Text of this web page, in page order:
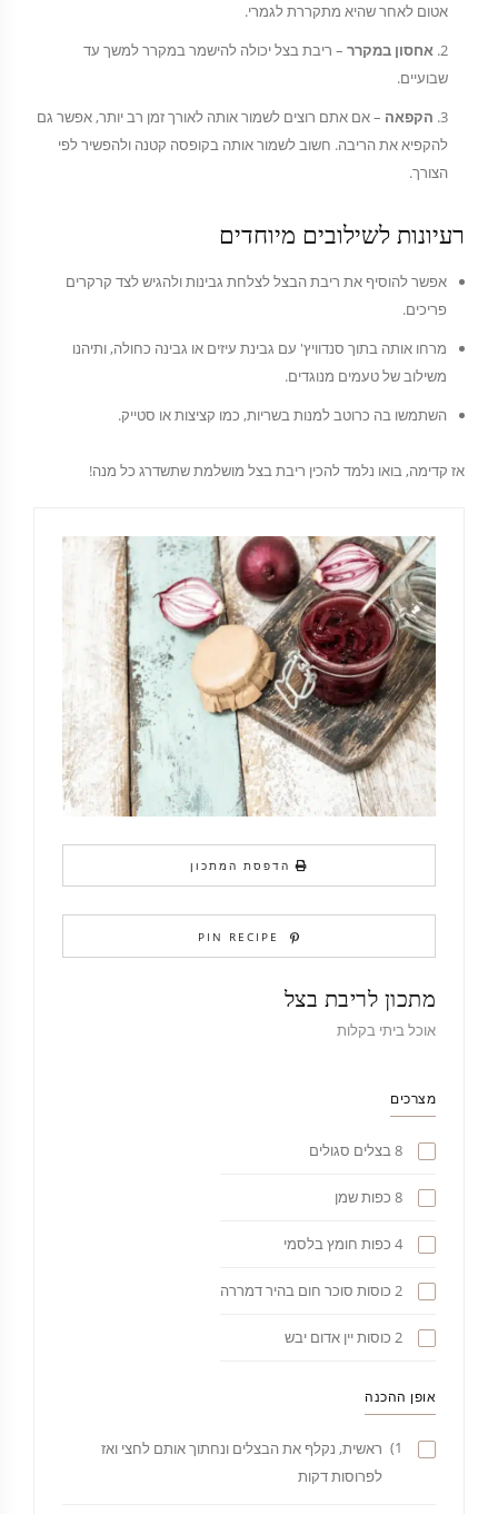
אטום לאחר שהיא מתקררת לגמרי.
אחסון במקרר – ריבת בצל יכולה להישמר במקרר למשך עד
שבועיים.
הקפאה – אם אתם רוצים לשמור אותה לאורך זמן רב יותר, אפשר גם
להקפיא את הריבה. חשוב לשמור אותה בקופסה קטנה ולהפשיר לפי
הצורך.
רעיונות לשילובים מיוחדים
אפשר להוסיף את ריבת הבצל לצלחת גבינות ולהגיש לצד קרקרים
פריכים.
מרחו אותה בתוך סנדוויץ' עם גבינת עיזים או גבינה כחולה, ותיהנו
משילוב של טעמים מנוגדים.
השתמשו בה כרוטב למנות בשריות, כמו קציצות או סטייק.
אז קדימה, בואו נלמד להכין ריבת בצל מושלמת שתשדרג כל מנה!
הדפסת המתכון
PIN RECIPE
מתכון לריבת בצל
אוכל ביתי בקלות
מצרכים
8 בצלים סגולים
8 כפות שמן
4 כפות חומץ בלסמי
2 כוסות סוכר חום בהיר דמררה
2 כוסות יין אדום יבש
אופן ההכנה
1)
ראשית, נקלף את הבצלים ונחתוך אותם לחצי ואז
לפרוסות דקות